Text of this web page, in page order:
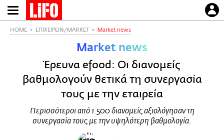
Παράκαμψη
προς
HOME ΕΠΙΧΕΙΡΕΙΝ/MARKET Market news
Market news
Έρευνα efood: Οι διανομείς
βαθμολογούν θετικά τη συνεργασία
τους με την εταιρεία
Περισσότεροι από 1.500 διανομείς αξιολόγησαν τη
συνεργασία τους με την υψηλότερη βαθμολογία.